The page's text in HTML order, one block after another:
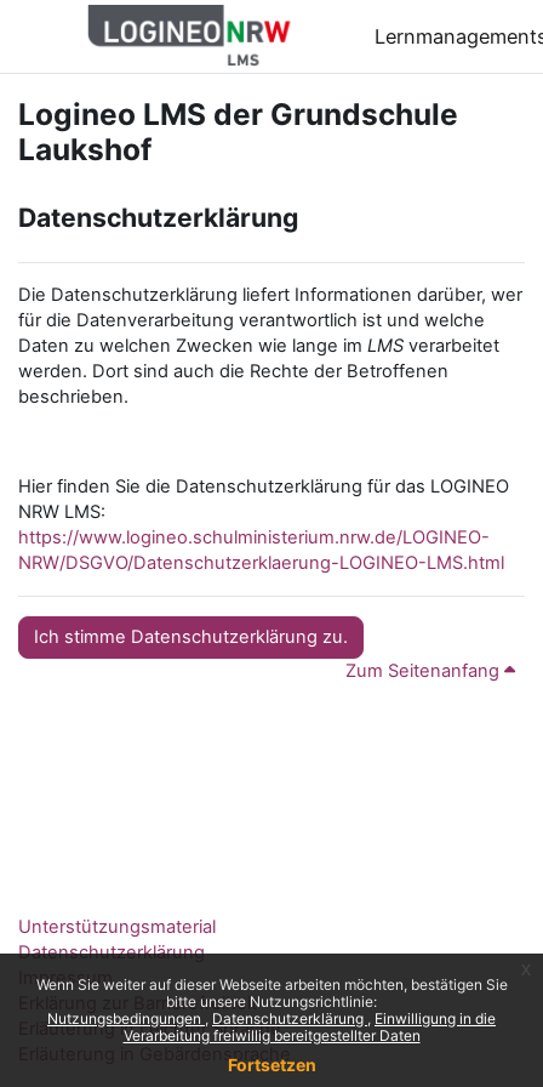
Zum Hauptinhalt
Wenn Sie weiter auf dieser Webseite arbeiten möchten, bestätigen Sie
bitte unsere Nutzungsrichtlinie:
Nutzungsbedingungen
Datenschutzerklärung
Einwilligung in die
Verarbeitung freiwillig bereitgestellter Daten
Fortsetzen
Logineo LMS der Grundschule
Laukshof
Datenschutzerklärung
Die Datenschutzerklärung liefert Informationen darüber, wer
für die Datenverarbeitung verantwortlich ist und welche
Daten zu welchen Zwecken wie lange im LMS verarbeitet
werden. Dort sind auch die Rechte der Betroffenen
beschrieben.
Hier finden Sie die Datenschutzerklärung für das LOGINEO
NRW LMS:
https://www.logineo.schulministerium.nrw.de/LOGINEO-
NRW/DSGVO/Datenschutzerklaerung-LOGINEO-LMS.html
Ich stimme Datenschutzerklärung zu.
Zum Seitenanfang
Unterstützungsmaterial
Datenschutzerklärung
Impressum
Erklärung zur Barrierefreiheit
Erläuterung in Leichter Sprache
Erläuterung in Gebärdensprache